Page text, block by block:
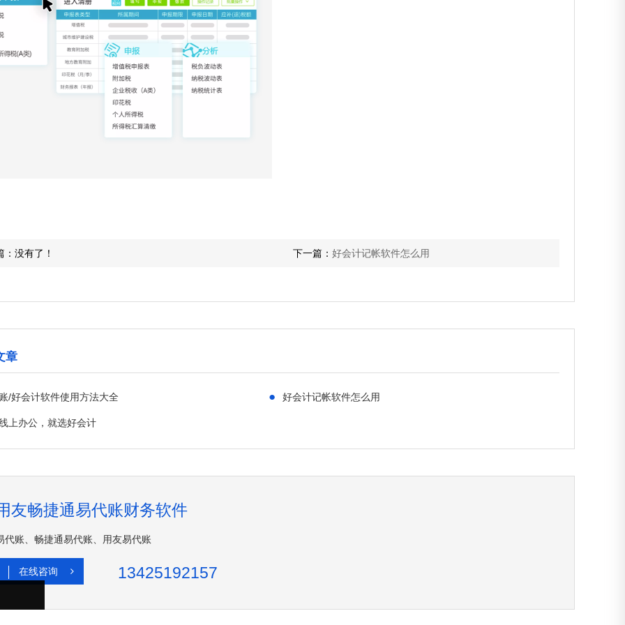
：没有了！ 下一篇： 好会计记帐软件怎么用
章
/好会计软件使用方法大全 ● 好会计记帐软件怎么用
上办公，就选好会计
友畅捷通易代账财务软件
代账、畅捷通易代账、用友易代账
在线咨询 13425192157